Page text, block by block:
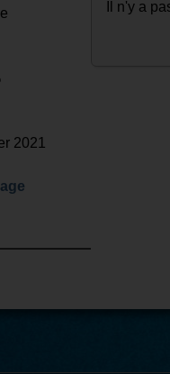
2021
Il n'y a